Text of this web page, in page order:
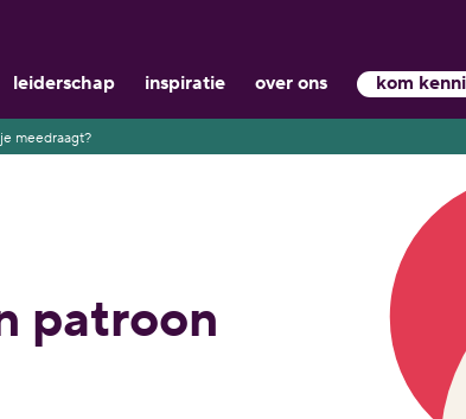
leiderschap inspiratie over ons kom
meedraagt?
patroon